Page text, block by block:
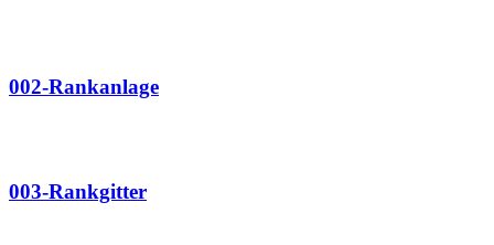
002-Rankanlage
003-Rankgitter